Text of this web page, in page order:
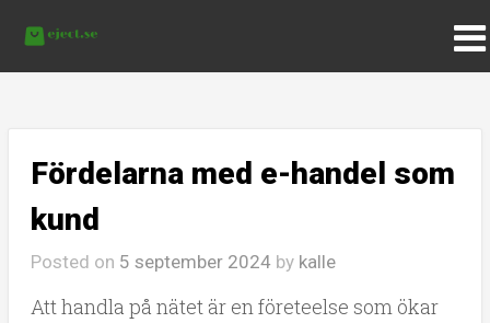
Fördelarna med e-handel som
kund
Posted on 5 september 2024by kalle
Att handla på nätet är en företeelse som ökar